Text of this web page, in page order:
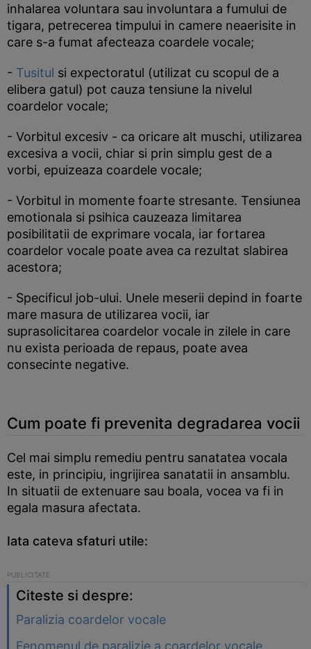
inhalarea voluntara sau involuntara a fumului de
tigara, petrecerea timpului in camere neaerisite in
care s-a fumat afecteaza coardele vocale;
- Tusitul si expectoratul (utilizat cu scopul de a
elibera gatul) pot cauza tensiune la nivelul
coardelor vocale;
- Vorbitul excesiv - ca oricare alt muschi, utilizarea
excesiva a vocii, chiar si prin simplu gest de a
vorbi, epuizeaza coardele vocale;
- Vorbitul in momente foarte stresante. Tensiunea
emotionala si psihica cauzeaza limitarea
posibilitatii de exprimare vocala, iar fortarea
coardelor vocale poate avea ca rezultat slabirea
acestora;
- Specificul job-ului. Unele meserii depind in foarte
mare masura de utilizarea vocii, iar
suprasolicitarea coardelor vocale in zilele in care
nu exista perioada de repaus, poate avea
consecinte negative.
Cum poate fi prevenita degradarea vocii
Cel mai simplu remediu pentru sanatatea vocala
este, in principiu, ingrijirea sanatatii in ansamblu.
In situatii de extenuare sau boala, vocea va fi in
egala masura afectata.
Iata cateva sfaturi utile:
Citeste si despre:
Paralizia coardelor vocale
Fenomenul de paralizie a coardelor vocale